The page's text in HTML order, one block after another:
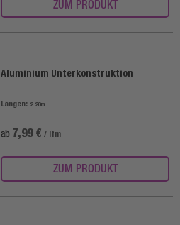
ZUM PRODUKT
Aluminium Unterkonstruktion
Längen: 2.20m
ab 7,99 € / lfm
ZUM PRODUKT